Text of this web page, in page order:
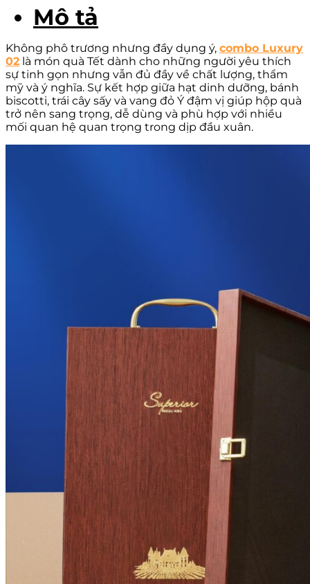
Mô tả
Không phô trương nhưng đầy dụng ý, combo Luxury
02 là món quà Tết dành cho những người yêu thích
sự tinh gọn nhưng vẫn đủ đầy về chất lượng, thẩm
mỹ và ý nghĩa. Sự kết hợp giữa hạt dinh dưỡng, bánh
biscotti, trái cây sấy và vang đỏ Ý đậm vị giúp hộp quà
trở nên sang trọng, dễ dùng và phù hợp với nhiều
mối quan hệ quan trọng trong dịp đầu xuân.